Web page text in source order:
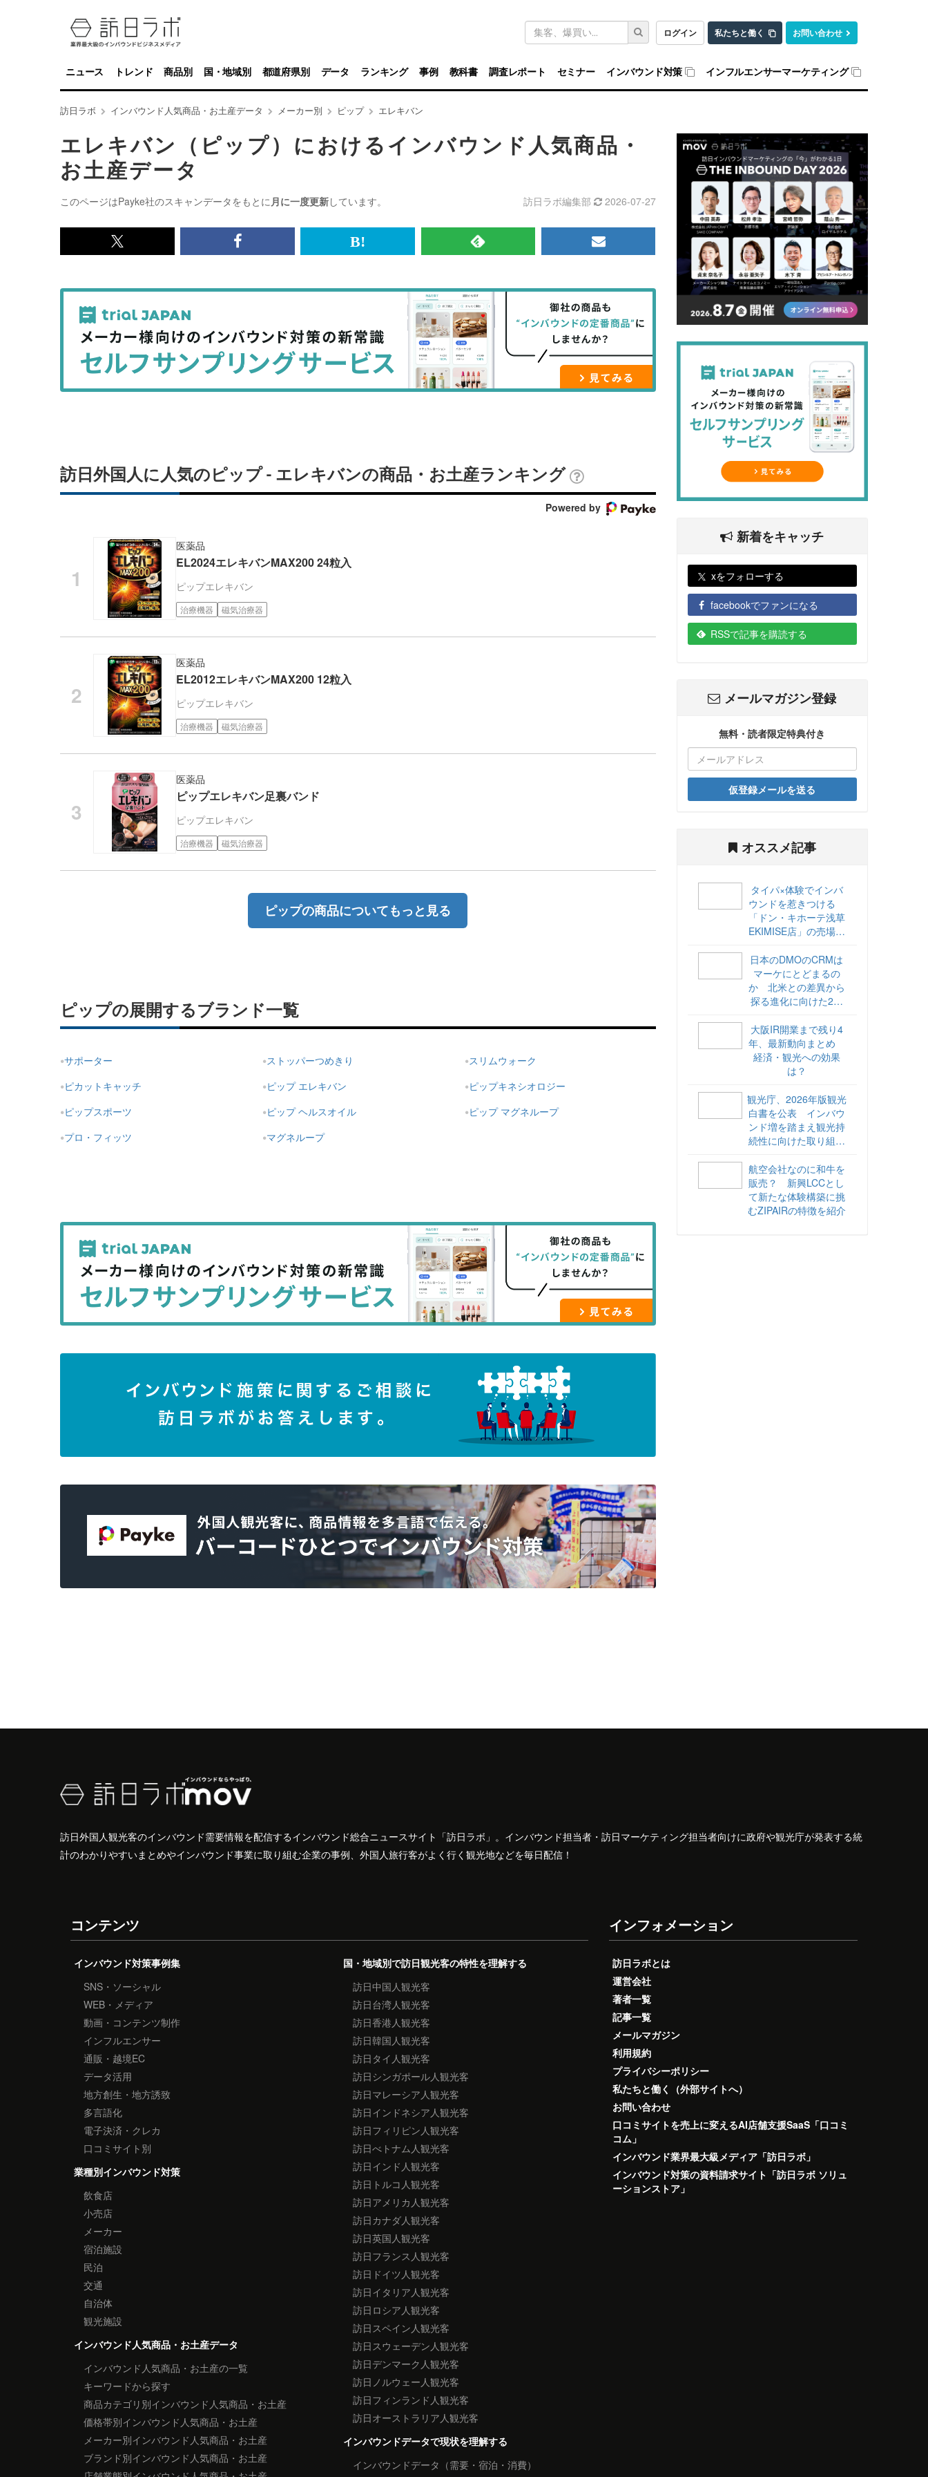
ログイン 私たちと働く お問い合わせ
キ
ワ
ド
検
索
ニュース トレンド 商品別 国・地域別 都道府県別 データ ランキング 事例 教科書 調査レポート セミナー インバウンド対策 インフルエンサーマーケティング
訪日ラボ インバウンド人気商品・お土産データ メーカー別 ピップ エレキバン
エレキバン（ピップ）におけるインバウンド人気商品・
お土産データ
このページはPayke社のスキャンデータをもとに月に一度更新しています。 訪日ラボ編集部 2026-07-27
x<br>
記
事
を
シ
ェ
Facebook<br>
記
を
シ
ェ
は
な
ッ
ク
マ
追
加
RSS
記
事
を
購
読
メ
マ
ガ
登
録
す
訪日外国人に人気のピップ - エレキバンの商品・お土産ランキング
Powered by
医薬品
EL2024エレキバンMAX200 24粒入
ピップエレキバン
治療機器 磁気治療器
医薬品
EL2012エレキバンMAX200 12粒入
ピップエレキバン
治療機器 磁気治療器
医薬品
ピップエレキバン足裏バンド
ピップエレキバン
治療機器 磁気治療器
ピップの商品についてもっと見る
ピップの展開するブランド一覧
サポーター ストッパーつめきり
スリムウォーク
ピカットキャッチ
ピップ エレキバン
ピップキネシオロジー
ピップスポーツ
ピップ ヘルスオイル
ピップ マグネループ
プロ・フィッツ
マグネループ
新着をキャッチ
xをフォローする
facebookでファンになる
RSSで記事を購読する
メールマガジン登録
無料・読者限定特典付き
仮登録メールを送る
オススメ記事
タイパ×体験でインバ
ウンドを惹きつける
「ドン・キホーテ浅草
EKIMISE店」の売場づ
日本のDMOのCRMは
マーケにとどまるの
か 北米との差異から
探る進化に向けた2ス
海外DMOのリアル
vol.6】
大阪IR開業まで残り4
年、最新動向まとめ
経済・観光への効果
は？
観光庁、2026年版観光
白書を公表 インバウ
ンド増を踏まえ観光持
続性に向けた取り組み
航空会社なのに和牛を
販売？ 新興LCCとし
て新たな体験構築に挑
むZIPAIRの特徴を紹介
訪日外国人観光客のインバウンド需要情報を配信するインバウンド総合ニュースサイト「訪日ラボ」。インバウンド担当者・訪日マーケティング担当者向けに政府や観光庁が発表する統
計のわかりやすいまとめやインバウンド事業に取り組む企業の事例、外国人旅行客がよく行く観光地などを毎日配信！
コンテンツ
インバウンド対策事例集
SNS・ソーシャル
WEB・メディア
動画・コンテンツ制作
インフルエンサー
通販・越境EC
データ活用
地方創生・地方誘致
多言語化
電子決済・クレカ
口コミサイト別
業種別インバウンド対策
飲食店
小売店
メーカー
宿泊施設
民泊
交通
自治体
観光施設
インバウンド人気商品・お土産データ
インバウンド人気商品・お土産の一覧
キーワードから探す
商品カテゴリ別インバウンド人気商品・お土産
価格帯別インバウンド人気商品・お土産
メーカー別インバウンド人気商品・お土産
ブランド別インバウンド人気商品・お土産
国・地域別で訪日観光客の特性を理解する
訪日中国人観光客
訪日台湾人観光客
訪日香港人観光客
訪日韓国人観光客
訪日タイ人観光客
訪日シンガポール人観光客
訪日マレーシア人観光客
訪日インドネシア人観光客
訪日フィリピン人観光客
訪日べトナム人観光客
訪日インド人観光客
訪日トルコ人観光客
訪日アメリカ人観光客
訪日カナダ人観光客
訪日英国人観光客
訪日フランス人観光客
訪日ドイツ人観光客
訪日イタリア人観光客
訪日ロシア人観光客
訪日スペイン人観光客
訪日スウェーデン人観光客
訪日デンマーク人観光客
訪日ノルウェー人観光客
訪日フィンランド人観光客
訪日オーストラリア人観光客
インバウンドデータで現状を理解する
インバウンドデータ（需要・宿泊・消費）
インフォメーション
訪日ラボとは
運営会社
著者一覧
記事一覧
メールマガジン
利用規約
プライバシーポリシー
私たちと働く（外部サイトへ）
お問い合わせ
口コミサイトを売上に変えるAI店舗支援SaaS「口コミ
コム」
インバウンド業界最大級メディア「訪日ラボ」
インバウンド対策の資料請求サイト「訪日ラボ ソリュ
ーションストア」